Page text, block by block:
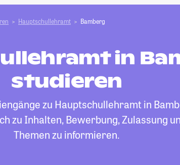
Hauptschullehramt Bamberg
in
studieren
zu Hauptschullehramt in
zu Inhalten, Bewerbung, Zulassung
Themen zu informieren.